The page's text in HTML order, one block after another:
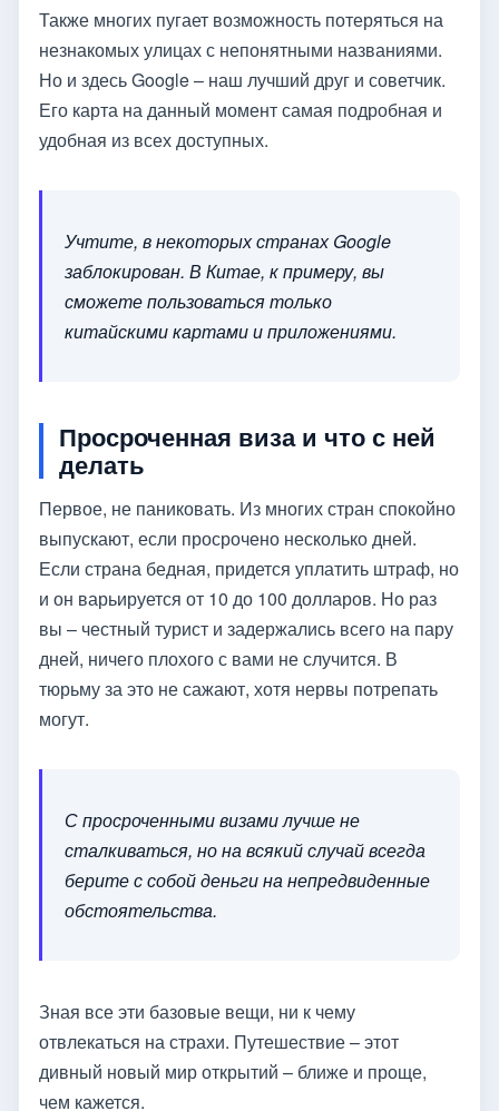
Также многих пугает возможность потеряться на
незнакомых улицах с непонятными названиями.
Но и здесь Google – наш лучший друг и советчик.
Его карта на данный момент самая подробная и
удобная из всех доступных.
Учтите, в некоторых странах Google
заблокирован. В Китае, к примеру, вы
сможете пользоваться только
китайскими картами и приложениями.
Просроченная виза и что с ней
делать
Первое, не паниковать. Из многих стран спокойно
выпускают, если просрочено несколько дней.
Если страна бедная, придется уплатить штраф, но
и он варьируется от 10 до 100 долларов. Но раз
вы – честный турист и задержались всего на пару
дней, ничего плохого с вами не случится. В
тюрьму за это не сажают, хотя нервы потрепать
могут.
С просроченными визами лучше не
сталкиваться, но на всякий случай всегда
берите с собой деньги на непредвиденные
обстоятельства.
Зная все эти базовые вещи, ни к чему
отвлекаться на страхи. Путешествие – этот
дивный новый мир открытий – ближе и проще,
чем кажется.